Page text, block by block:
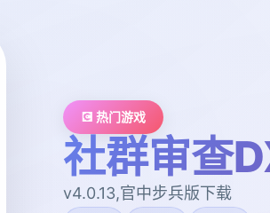
💽 热门游戏
社群审查
v4.0.13,官中步兵版下载